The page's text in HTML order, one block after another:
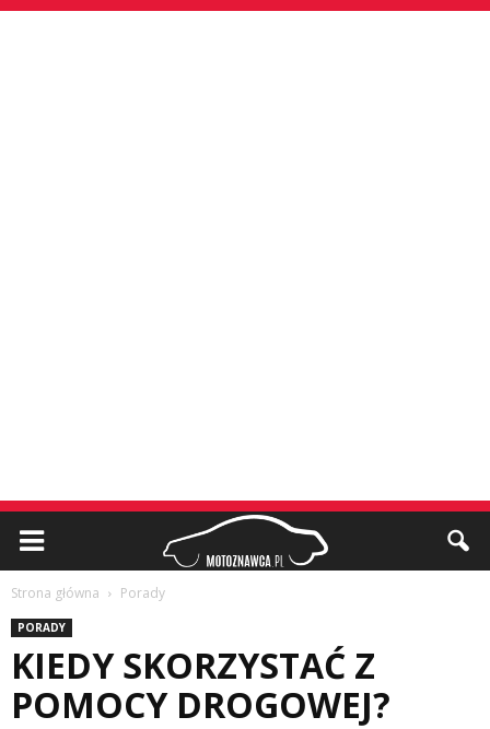
Strona główna Porady
PORADY
KIEDY SKORZYSTAĆ Z
POMOCY DROGOWEJ?